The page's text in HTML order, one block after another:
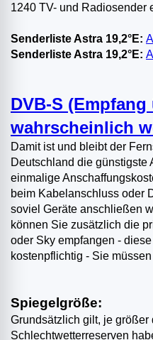
1240 TV- und Radiosender
Senderliste Astra 19,2°E:
Senderliste Astra 19,2°E:
DVB-S
wahrscheinlich
Damit ist und bleibt der
Deutschland die günstigste
einmalige
beim Kabelanschluss oder
soviel Geräte anschließen
können Sie zusätzlich die
oder Sky empfangen -
kostenpflichtig - Sie
Spiegelgröße:
Grundsätzlich gilt, je größer
Schlechtwetterreserven